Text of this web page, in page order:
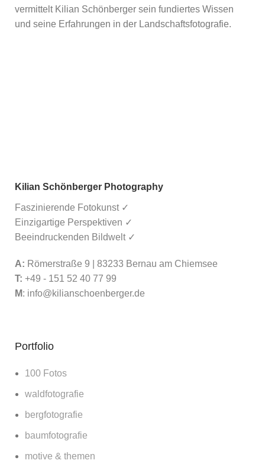
vermittelt Kilian Schönberger sein fundiertes Wissen
und seine Erfahrungen in der Landschaftsfotografie.
Kilian Schönberger Photography
Faszinierende Fotokunst ✓
Einzigartige Perspektiven ✓
Beeindruckenden Bildwelt ✓
A: Römerstraße 9 | 83233 Bernau am Chiemsee
T: +49 - 151 52 40 77 99
M: info@kilianschoenberger.de
Portfolio
100 Fotos
waldfotografie
bergfotografie
baumfotografie
motive & themen